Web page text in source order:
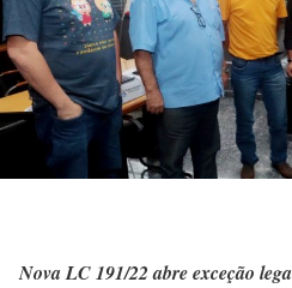
Nova LC 191/22 abre exceção